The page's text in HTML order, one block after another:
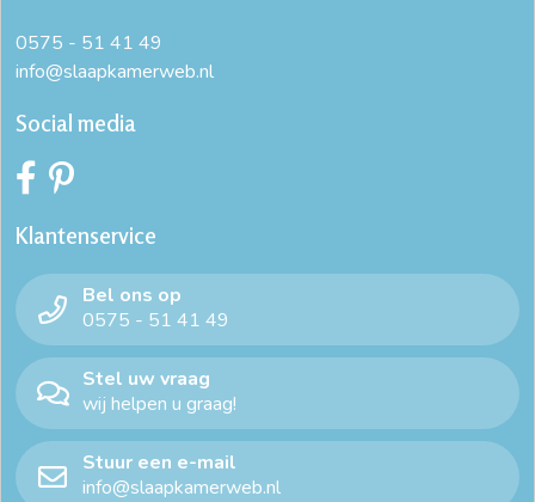
0575 - 51 41 49
info@slaapkamerweb.nl
Social media
Klantenservice
Bel ons op
0575 - 51 41 49
Stel uw vraag
wij helpen u graag!
Stuur een e-mail
info@slaapkamerweb.nl